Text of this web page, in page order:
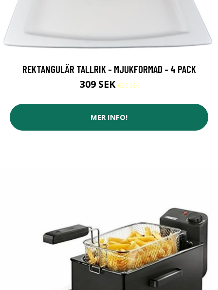
REKTANGULÄR TALLRIK - MJUKFORMAD - 4 PACK
309 SEK629 SEK
MER INFO!